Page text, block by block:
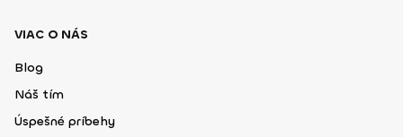
VIAC O NÁS
Blog
Náš tím
Úspešné príbehy